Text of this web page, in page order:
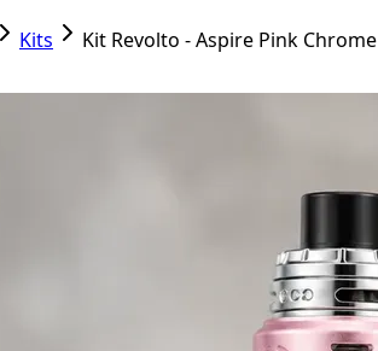
Kits Kit Revolto - Aspire Pink Chrome